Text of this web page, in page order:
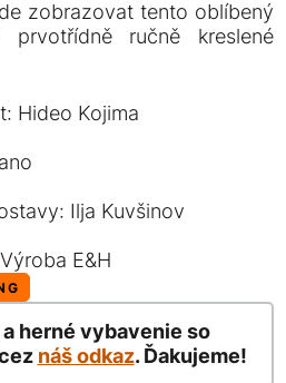
zobrazovat tento oblíbený
prvotřídně ručně kreslené
Hideo Kojima
Ilja Kuvšinov
E&H
herné vybavenie so
náš odkaz. Ďakujeme!